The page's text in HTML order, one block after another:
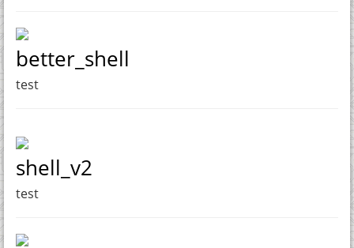
better_shell
test
shell_v2
test